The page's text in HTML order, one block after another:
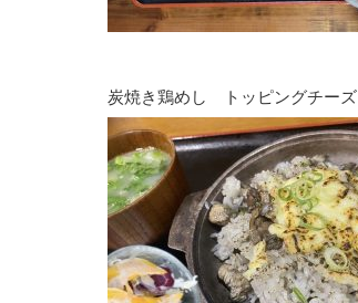
炭焼き鶏めし トッピングチーズ